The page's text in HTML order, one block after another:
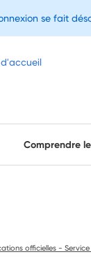
Comprendre
officielles -
se fait